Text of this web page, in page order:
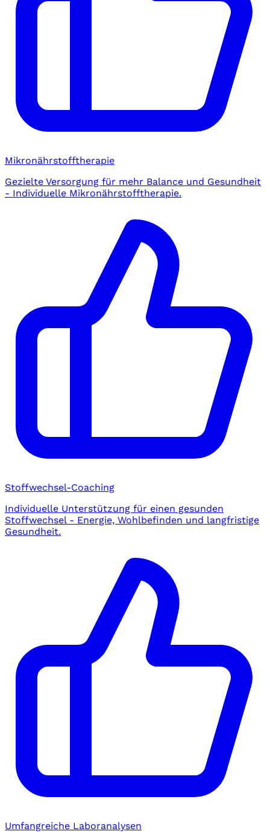
Mikronährstofftherapie
Gezielte Versorgung für mehr Balance und Gesundheit
- Individuelle Mikronährstofftherapie.
Stoffwechsel-Coaching
Individuelle Unterstützung für einen gesunden
Stoffwechsel - Energie, Wohlbefinden und langfristige
Gesundheit.
Umfangreiche Laboranalysen